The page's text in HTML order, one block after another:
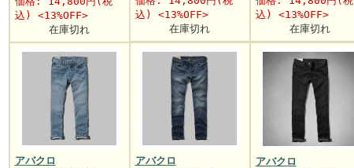
込) <13%OFF>
在庫切れ
込) <13%OFF>
在庫切れ
込) <13%OFF>
在庫切れ
アバクロ
アバクロ
アバクロ